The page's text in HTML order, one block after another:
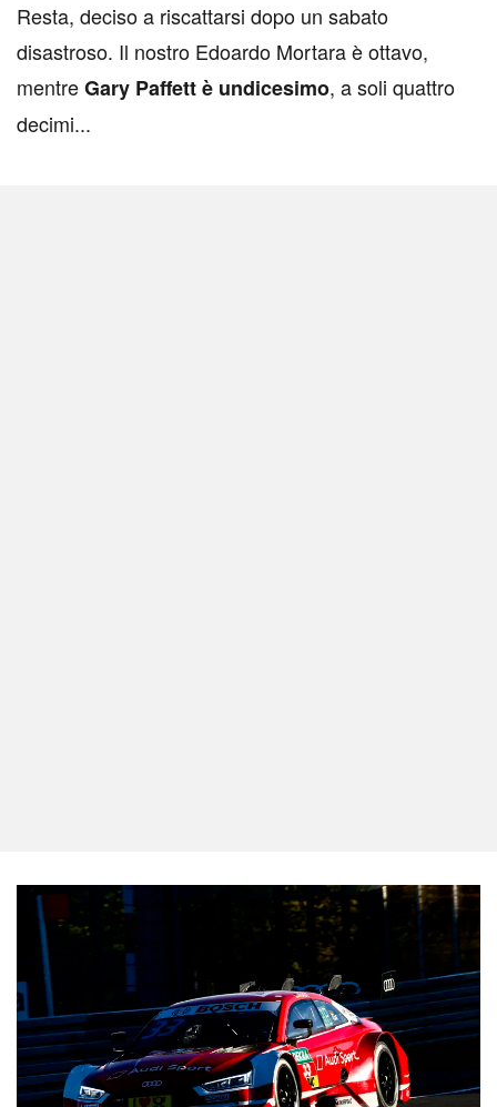
Resta, deciso a riscattarsi dopo un sabato
disastroso. Il nostro Edoardo Mortara è ottavo,
mentreGary Paffett è undicesimo, a soli quattro
decimi...